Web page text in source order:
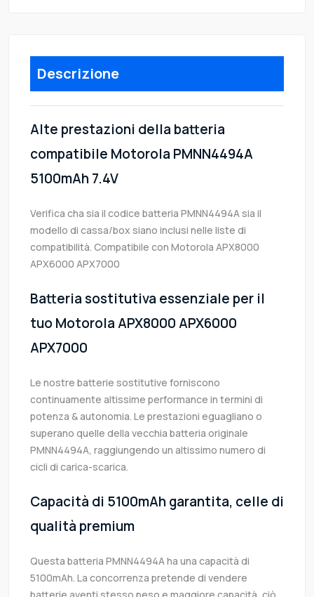
Descrizione
Alte prestazioni della batteria
compatibile Motorola PMNN4494A
5100mAh 7.4V
Verifica cha sia il codice batteria PMNN4494A sia il
modello di cassa/box siano inclusi nelle liste di
compatibilità. Compatibile con Motorola APX8000
APX6000 APX7000
Batteria sostitutiva essenziale per il
tuo Motorola APX8000 APX6000
APX7000
Le nostre batterie sostitutive forniscono
continuamente altissime performance in termini di
potenza & autonomia. Le prestazioni eguagliano o
superano quelle della vecchia batteria originale
PMNN4494A, raggiungendo un altissimo numero di
cicli di carica-scarica.
Capacità di 5100mAh garantita, celle di
qualità premium
Questa batteria PMNN4494A ha una capacità di
5100mAh. La concorrenza pretende di vendere